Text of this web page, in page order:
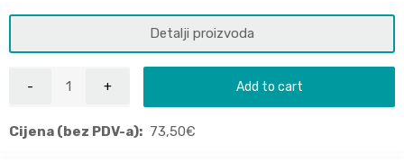
Detalji proizvoda
Add to cart
Cijena (bez PDV-a): 73,50€